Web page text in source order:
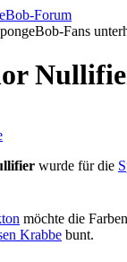
Fans
wurde für die
möchte die
Krabbe bunt.